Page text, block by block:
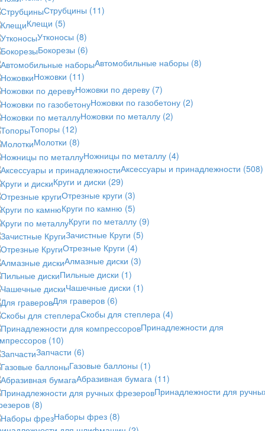
Струбцины (11)
Клещи (5)
Утконосы (8)
Бокорезы (6)
Автомобильные наборы (8)
Ножовки (11)
Ножовки по дереву (7)
Ножовки по газобетону (2)
Ножовки по металлу (2)
Топоры (12)
Молотки (8)
Ножницы по металлу (4)
Аксессуары и принадлежности (508)
Круги и диски (29)
Отрезные круги (3)
Круги по камню (5)
Круги по металлу (9)
Зачистные Круги (5)
Отрезные Круги (4)
Алмазные диски (3)
Пильные диски (1)
Чашечные диски (1)
Для граверов (6)
Скобы для степлера (4)
Принадлежности для
(10)
Запчасти (6)
Газовые баллоны (1)
Абразивная бумага (11)
Принадлежности для
(8)
Наборы фрез (8)